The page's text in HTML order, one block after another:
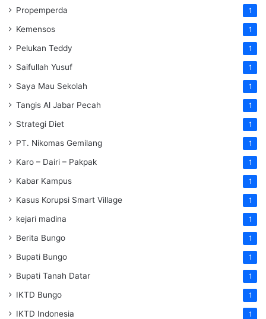
Propemperda 1
Kemensos 1
Pelukan Teddy 1
Saifullah Yusuf 1
Saya Mau Sekolah 1
Tangis Al Jabar Pecah 1
Strategi Diet 1
PT. Nikomas Gemilang 1
Karo – Dairi – Pakpak 1
Kabar Kampus 1
Kasus Korupsi Smart Village 1
kejari madina 1
Berita Bungo 1
Bupati Bungo 1
Bupati Tanah Datar 1
IKTD Bungo 1
IKTD Indonesia 1